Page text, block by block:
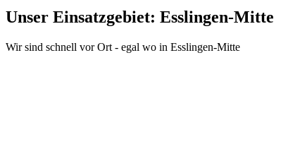
Unser Einsatzgebiet: Esslingen-Mitte
Wir sind schnell vor Ort - egal wo in Esslingen-Mitte